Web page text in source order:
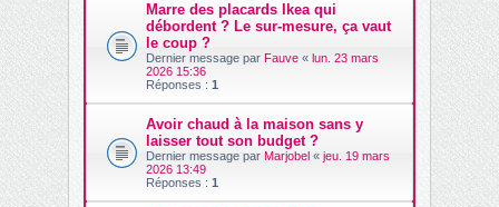
Marre des placards Ikea qui
débordent ? Le sur-mesure, ça vaut
le coup ?
Dernier message par Fauve « lun. 23 mars
2026 15:36
Réponses : 1
Avoir chaud à la maison sans y
laisser tout son budget ?
Dernier message par Marjobel « jeu. 19 mars
2026 13:49
Réponses : 1